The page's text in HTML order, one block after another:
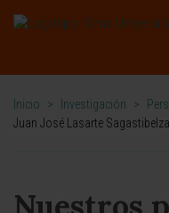
Inicio > Investigación >
Juan José Lasarte Sagastibelza